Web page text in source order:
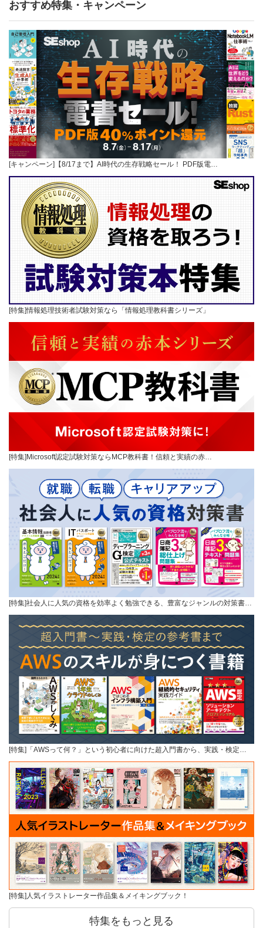
おすすめ特集・キャンペーン
[キャンペーン]【8/17まで】AI時代の生存戦略セール！ PDF版電…
[特集]情報処理技術者試験対策なら「情報処理教科書シリーズ」
[特集]Microsoft認定試験対策ならMCP教科書！信頼と実績の赤…
[特集]社会人に人気の資格を効率よく勉強できる、豊富なジャンルの対策書…
[特集]「AWSって何？」という初心者に向けた超入門書から、実践・検定…
[特集]人気イラストレーター作品集＆メイキングブック！
特集をもっと見る